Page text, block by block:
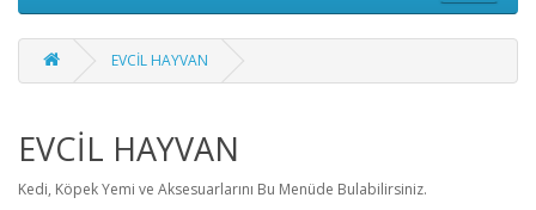
EVCİL HAYVAN
EVCİL HAYVAN
Kedi, Köpek Yemi ve Aksesuarlarını Bu Menüde Bulabilirsiniz.